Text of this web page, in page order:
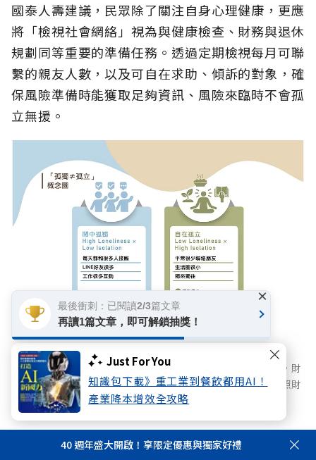
Just For You
知識包下載》重工業到餐飲都用AI！
產業降本增效全攻略
國泰人壽建議，民眾除了關注自身心理健康，更應
將「檢視社會網絡」視為與健康檢查、財務與退休
規劃同等重要的準備任務。透過定期檢視每月可聯
繫的親友人數，以及可自在求助、傾訴的對象，確
保風險準備時能獲取足夠資訊、風險來臨時不會孤
立無援。
長照成本與通膨壓力雙重夾擊，國人風險意識迎來黃金交叉。財
務焦慮首度超越身體健康躍居首位，宣告台灣正式步入「長照財
務化」的關鍵轉折期。
行動二：提前整合身心財與社會網絡，打造
40 週年盛大開啟！享限定優惠與獨家好禮
最後衝刺：已閱讀2/3篇文章
再讀1篇文章，即可解鎖抽獎！
×